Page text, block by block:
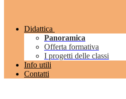
Didattica
Panoramica
Offerta formativa
I progetti delle classi
Info utili
Contatti